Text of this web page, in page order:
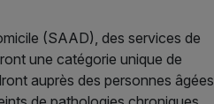
(SAAD), des services de
une catégorie unique de
auprès des personnes âgées